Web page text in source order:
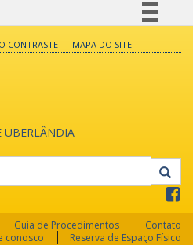
Legislação
Canais
CONTRASTE MAPA DO SITE
UBERLÂNDIA
Guia de Procedimentos
Contato
conosco
Reserva de Espaço Físico